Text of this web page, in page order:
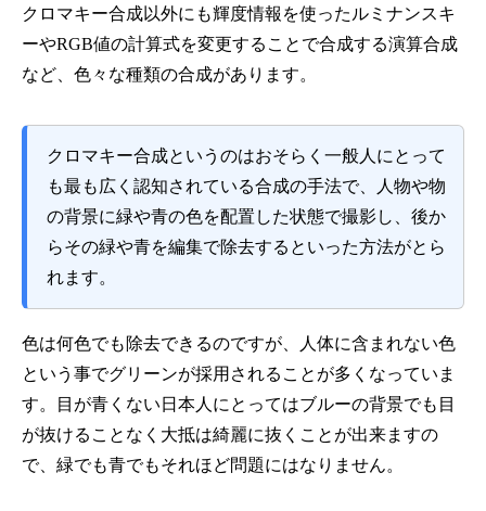
クロマキー合成以外にも輝度情報を使ったルミナンスキ
ーやRGB値の計算式を変更することで合成する演算合成
など、色々な種類の合成があります。
クロマキー合成というのはおそらく一般人にとって
も最も広く認知されている合成の手法で、人物や物
の背景に緑や青の色を配置した状態で撮影し、後か
らその緑や青を編集で除去するといった方法がとら
れます。
色は何色でも除去できるのですが、人体に含まれない色
という事でグリーンが採用されることが多くなっていま
す。目が青くない日本人にとってはブルーの背景でも目
が抜けることなく大抵は綺麗に抜くことが出来ますの
で、緑でも青でもそれほど問題にはなりません。